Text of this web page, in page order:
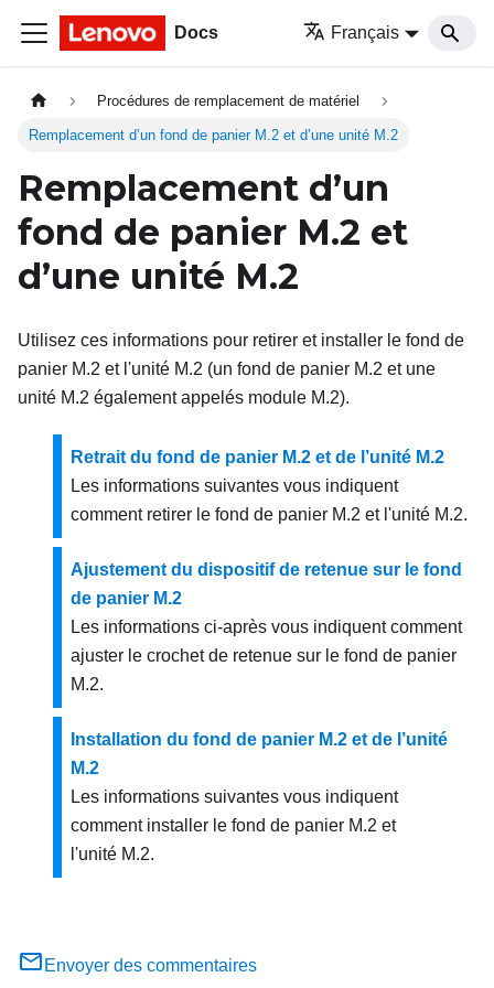
Docs Français
Procédures de remplacement de matériel
Remplacement d’un fond de panier M.2 et d’une unité M.2
Remplacement d’un
fond de panier M.2 et
d’une unité M.2
Utilisez ces informations pour retirer et installer le fond de
panier M.2 et l'unité M.2 (un fond de panier M.2 et une
unité M.2 également appelés module M.2).
Retrait du fond de panier M.2 et de l’unité M.2
Les informations suivantes vous indiquent
comment retirer le fond de panier M.2 et l'unité M.2.
Ajustement du dispositif de retenue sur le fond
de panier M.2
Les informations ci-après vous indiquent comment
ajuster le crochet de retenue sur le fond de panier
M.2.
Installation du fond de panier M.2 et de l’unité
M.2
Les informations suivantes vous indiquent
comment installer le fond de panier M.2 et
l'unité M.2.
Envoyer des commentaires